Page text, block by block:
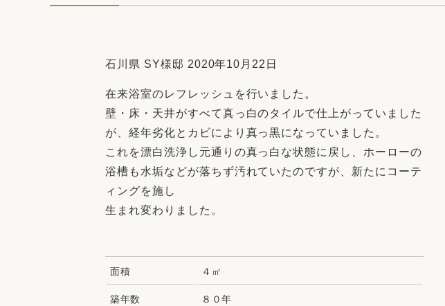
お客さまの声
中古物件探しから性能向上リフォームをワン
ストップ
リフォームお役立ち情報
おすすめ情報
石川県 SY様邸 2020年10月22日
在来浴室のレフレッシュを行いました。
壁・床・天井がすべて真っ白のタイルで仕上がっていました
が、経年劣化とカビにより真っ黒になっていました。
これを漂白洗浄し元通りの真っ白な状態に戻し、ホーローの
浴槽も水垢などが落ちず汚れていたのですが、新たにコーテ
ィングを施し
生まれ変わりました。
面積 ４㎡
築年数 ８０年